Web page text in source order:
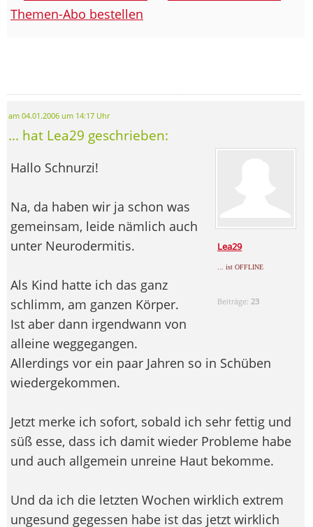
Themen-Abo bestellen
am 04.01.2006 um 14:17 Uhr
... hat Lea29 geschrieben:
Lea29
... ist OFFLINE
Beiträge: 23
Hallo Schnurzi!
Na, da haben wir ja schon was
gemeinsam, leide nämlich auch
unter Neurodermitis.
Als Kind hatte ich das ganz
schlimm, am ganzen Körper.
Ist aber dann irgendwann von
alleine weggegangen.
Allerdings vor ein paar Jahren so in Schüben
wiedergekommen.
Jetzt merke ich sofort, sobald ich sehr fettig und
süß esse, dass ich damit wieder Probleme habe
und auch allgemein unreine Haut bekomme.
Und da ich die letzten Wochen wirklich extrem
ungesund gegessen habe ist das jetzt wirklich